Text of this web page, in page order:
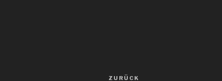
Beitragsnavigation
Vorheriger
ZURÜCK